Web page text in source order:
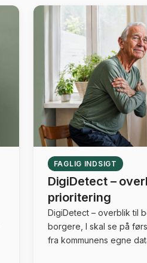
FAGLIG INDSIGT
DigiDetect –
prioritering
DigiDetect – overblik til
borgere, I skal se på
fra kommunens egne